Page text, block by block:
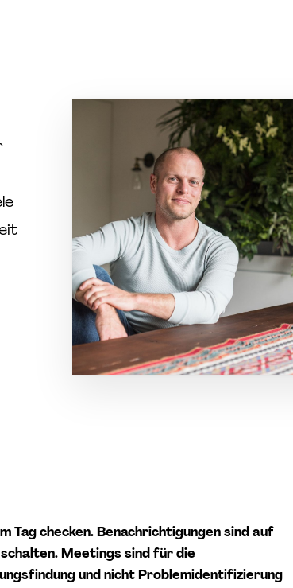
Tag checken. Benachrichtigungen sind auf
Meetings sind für die
und nicht Problemidentifizierung